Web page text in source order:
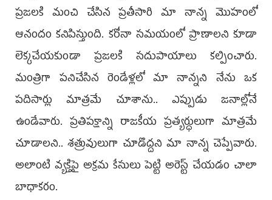
ప్రజలకి మంచి చేసిన ప్రతీసారి మా నాన్న మొహంలో
ఆనందం కనిపిస్తుంది. కరోనా సమయంలో ప్రాణాలని కూడా
లెక్కచేయకుండా ప్రజలకి సదుపాయాలు కల్పించారు.
మంత్రిగా పనిచేసిన రెండేళ్లలో మా నాన్నని నేను ఒక
పదిసార్లు మాత్రమే చూశాను.. ఎప్పుడు జనాల్లోనే
ఉండేవారు. ప్రతిపక్షాన్ని రాజకీయ ప్రత్యర్ధులుగా మాత్రమే
చూడాలని.. శత్రువులుగా చూడొద్దని మా నాన్న చెప్పేవారు.
అలాంటి వ్యక్తిపై అక్రమ కేసులు పెట్టి అరెస్ట్ చేయడం చాలా
బాధాకరం.